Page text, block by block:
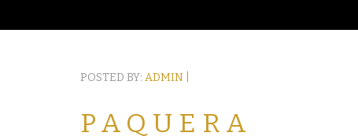
POSTED BY: ADMIN |
PAQUERA